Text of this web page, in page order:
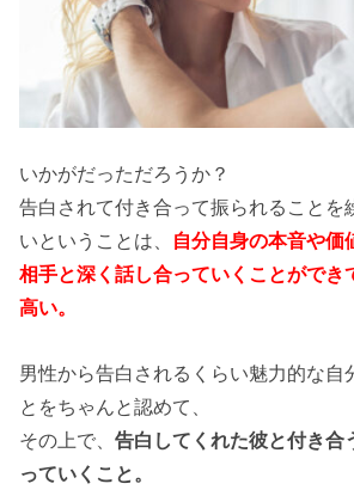
いかがだっただろうか？
告白されて付き合って振られることを
いということは、 自分自身の本音や価
相手と深く話し合っていくことができ
高い。
男性から告白されるくらい魅力的な自
とをちゃんと認めて、
その上で、告白してくれた彼と付き合
っていくこと。